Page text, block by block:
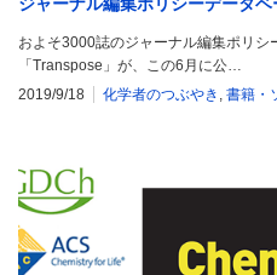
およそ3000誌のジャーナル編集ポリシ
「Transpose」が、この6月に公…
2019/9/18
化学者のつぶやき , 書籍・